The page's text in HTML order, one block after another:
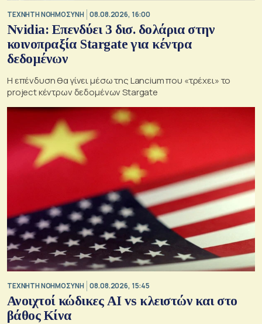
TΕΧΝΗΤΗ ΝΟΗΜΟΣΥΝΗ 08.08.2026, 16:00
Nvidia: Επενδύει 3 δισ. δολάρια στην
κοινοπραξία Stargate για κέντρα
δεδομένων
Η επένδυση θα γίνει μέσω της Lancium που «τρέχει» το
project κέντρων δεδομένων Stargate
TΕΧΝΗΤΗ ΝΟΗΜΟΣΥΝΗ 08.08.2026, 15:45
Ανοιχτοί κώδικες AI vs κλειστών και στο
βάθος Κίνα